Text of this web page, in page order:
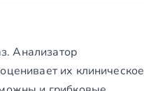
Анализатор
их клиническое